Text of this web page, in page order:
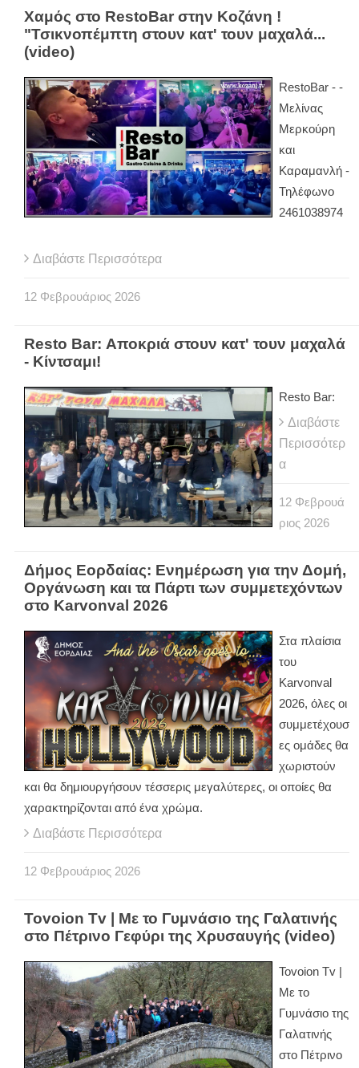
Χαμός στο RestoBar στην Κοζάνη !
"Τσικνοπέμπτη στουν κατ' τουν μαχαλά...
(video)
RestoBar - -
Μελίνας
Μερκούρη
και
Καραμανλή -
Τηλέφωνο
2461038974
Διαβάστε Περισσότερα
12 Φεβρουάριος 2026
Resto Bar: Αποκριά στουν κατ' τουν μαχαλά
- Κίντσαμι!
Resto Bar:
Διαβάστε
Περισσότερ
α
12 Φεβρουά
ριος 2026
Δήμος Εορδαίας: Ενημέρωση για την Δομή,
Οργάνωση και τα Πάρτι των συμμετεχόντων
στο Karvonval 2026
Στα πλαίσια
του
Karvonval
2026, όλες οι
συμμετέχουσ
ες ομάδες θα
χωριστούν
και θα δημιουργήσουν τέσσερις μεγαλύτερες, οι οποίες θα
χαρακτηρίζονται από ένα χρώμα.
Διαβάστε Περισσότερα
12 Φεβρουάριος 2026
Tovoion Tv | Mε το Γυμνάσιο της Γαλατινής
στο Πέτρινο Γεφύρι της Χρυσαυγής (video)
Tovoion Tv |
Mε το
Γυμνάσιο της
Γαλατινής
στο Πέτρινο